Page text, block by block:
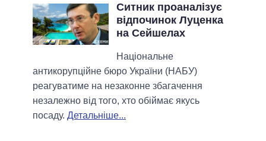
Ситник проаналізує
відпочинок Луценка
на Сейшелах
Національне
антикорупційне бюро України (НАБУ)
реагуватиме на незаконне збагачення
незалежно від того, хто обіймає якусь
посаду. Детальніше...